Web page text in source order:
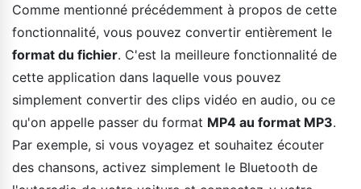
Comme mentionné précédemment à propos de cette
fonctionnalité, vous pouvez convertir entièrement le
format du fichier. C'est la meilleure fonctionnalité de
cette application dans laquelle vous pouvez
simplement convertir des clips vidéo en audio, ou ce
qu'on appelle passer du format MP4 au format MP3.
Par exemple, si vous voyagez et souhaitez écouter
des chansons, activez simplement le Bluetooth de